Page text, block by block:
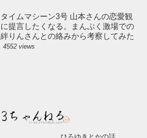
タイムマシーン3号 山本さんの恋愛観
に提言したくなる。まんぷく激場での
絆りんさんとの絡みから考察してみた
4552 views